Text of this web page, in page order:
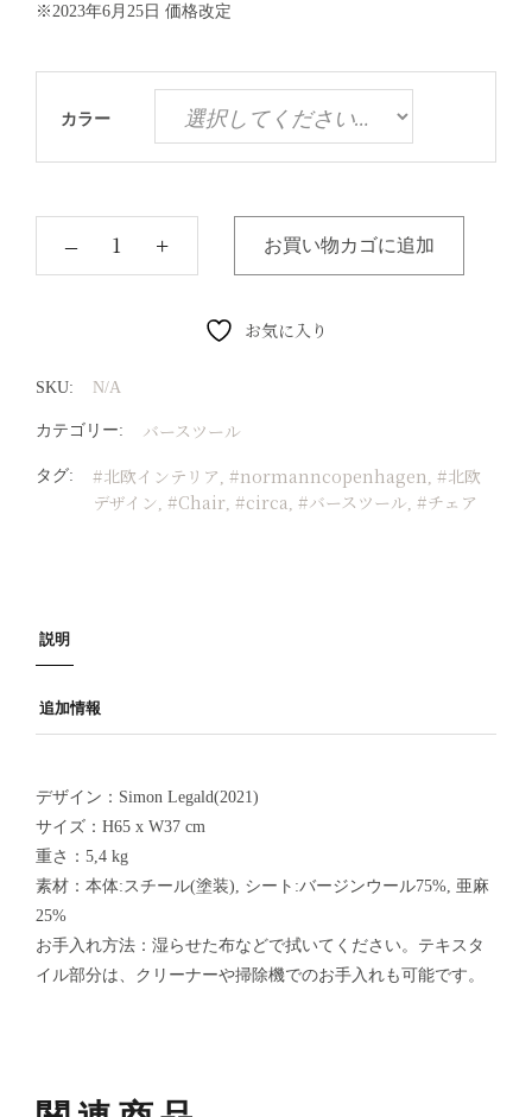
※2023年6月25日 価格改定
カラー
‒ + お買い物カゴに追加
お気に入り
SKU: N/A
カテゴリー: バースツール
タグ: #北欧インテリア #normanncopenhagen #北欧
デザイン #Chair #circa #バースツール #チェア
説明
追加情報
デザイン：Simon Legald(2021)
サイズ：H65 x W37 cm
重さ：5,4 kg
素材：本体:スチール(塗装), シート:バージンウール75%, 亜麻
25%
お手入れ方法：湿らせた布などで拭いてください。テキスタ
イル部分は、クリーナーや掃除機でのお手入れも可能です。